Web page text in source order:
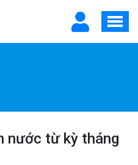
nước từ kỳ tháng